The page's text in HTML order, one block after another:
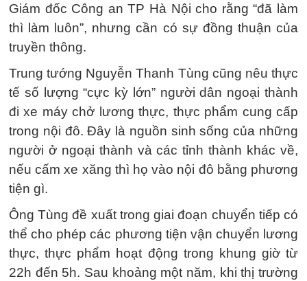
Giám đốc Công an TP Hà Nội cho rằng “đã làm
thì làm luôn”, nhưng cần có sự đồng thuận của
truyền thông.
Trung tướng Nguyễn Thanh Tùng cũng nêu thực
tế số lượng “cực kỳ lớn” người dân ngoại thành
đi xe máy chở lương thực, thực phẩm cung cấp
trong nội đô. Đây là nguồn sinh sống của những
người ở ngoại thành và các tỉnh thành khác về,
nếu cấm xe xăng thì họ vào nội đô bằng phương
tiện gì.
Ông Tùng đề xuất trong giai đoạn chuyển tiếp có
thể cho phép các phương tiện vận chuyển lương
thực, thực phẩm hoạt động trong khung giờ từ
22h đến 5h. Sau khoảng một năm, khi thị trường